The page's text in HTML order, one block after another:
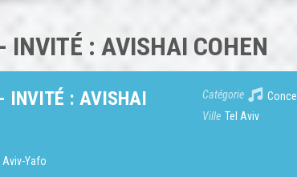
INVITÉ : AVISHAI COHEN
- INVITÉ : AVISHAI
Aviv-Yafo
Catégorie
Ville Tel Aviv